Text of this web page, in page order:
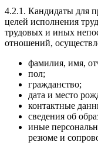
4.2.1. Кандидаты для
целей исполнения
трудовых и иных
отношений,
фамилия, имя,
пол;
гражданство;
дата и место
контактные
сведения об
иные
резюме и